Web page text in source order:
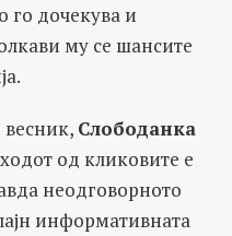
го дочекува и
му се шансите
Слободанка
од кликовите е
неодговорното
информативната